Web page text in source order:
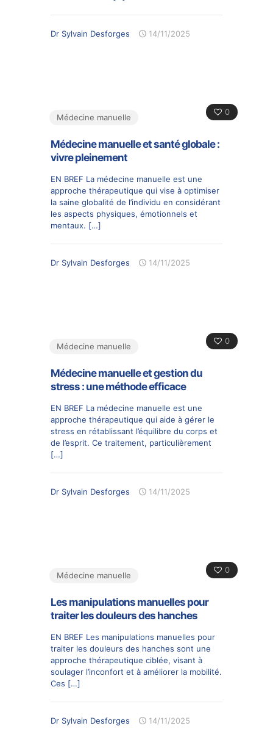
Dr Sylvain Desforges 14/11/2025
0
Médecine manuelle
Médecine manuelle et santé globale :
vivre pleinement
EN BREF La médecine manuelle est une
approche thérapeutique qui vise à optimiser
la saine globalité de l’individu en considérant
les aspects physiques, émotionnels et
mentaux. […]
Dr Sylvain Desforges 14/11/2025
0
Médecine manuelle
Médecine manuelle et gestion du
stress : une méthode efficace
EN BREF La médecine manuelle est une
approche thérapeutique qui aide à gérer le
stress en rétablissant l’équilibre du corps et
de l’esprit. Ce traitement, particulièrement
[…]
Dr Sylvain Desforges 14/11/2025
0
Médecine manuelle
Les manipulations manuelles pour
traiter les douleurs des hanches
EN BREF Les manipulations manuelles pour
traiter les douleurs des hanches sont une
approche thérapeutique ciblée, visant à
soulager l’inconfort et à améliorer la mobilité.
Ces […]
Dr Sylvain Desforges 14/11/2025